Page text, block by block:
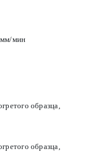
мин
образца,
образца,